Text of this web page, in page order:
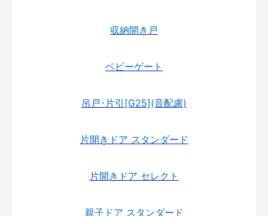
収納開き戸
ベビーゲート
吊戸･片引[G25](音配慮)
片開きドア スタンダード
片開きドア セレクト
親子ドア スタンダード